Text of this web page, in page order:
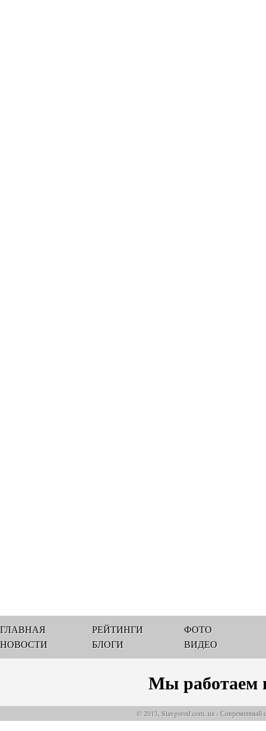
ГЛАВНАЯ
НОВОСТИ
РЕЙТИНГИ
БЛОГИ
ФОТО
ВИДЕО
Мы работаем
© 2013, Slavgorod.com..ua - Современный